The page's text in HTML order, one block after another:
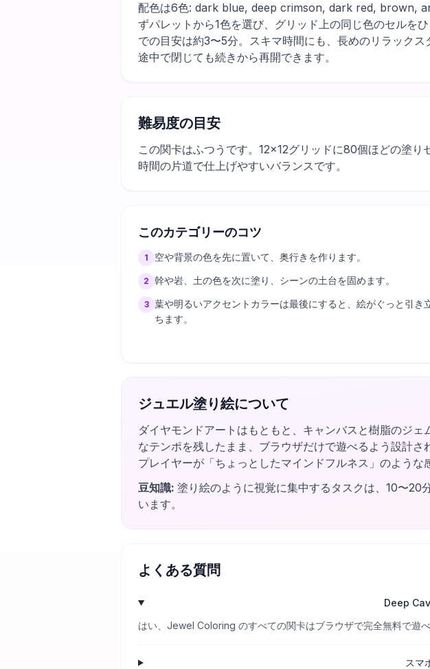
配色は6色: dark blue, deep crimson, dark red, brown,
ずパレットから1色を選び、グリッド上の同じ色のセルを
での目安は約3〜5分。スキマ時間にも、長めのリラック
途中で閉じても続きから再開できます。
難易度の目安
この関卡はふつうです。12×12グリッドに80個ほどの塗
時間の片道で仕上げやすいバランスです。
このカテゴリーのコツ
1 空や背景の色を先に置いて、奥行きを作ります。
2 幹や岩、土の色を次に塗り、シーンの土台を固めます。
3 葉や明るいアクセントカラーは最後にすると、絵がぐっと引き
ちます。
ジュエル塗り絵について
ダイヤモンドアートはもともと、キャンバスと樹脂のジ
なテンポを残したまま、ブラウザだけで遊べるよう設計
プレイヤーが「ちょっとしたマインドフルネス」のような
豆知識: 塗り絵のように視覚に集中するタスクは、10〜20
います。
よくある質問
Deep
はい、Jewel Coloring のすべての関卡はブラウザで完全無料で遊
スマ